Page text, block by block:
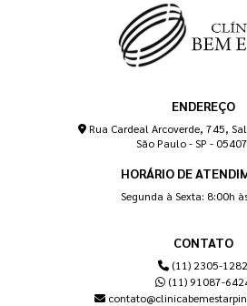
ENDEREÇO
Rua Cardeal Arcoverde, 745,
São Paulo - SP -
HORÁRIO DE
Segunda à Sexta: 8:00h
CONTATO
(11) 2305-1282
(11) 91087-